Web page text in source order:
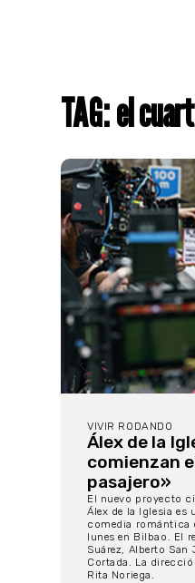
TAG: el
VIVIR RODANDO
Álex de la
comienzan
pasajero»
El nuevo proyecto
Álex de la Iglesia es
comedia romántica
lunes en Bilbao. El
Suárez, Alberto San
Cortada. La
Rita Noriega.